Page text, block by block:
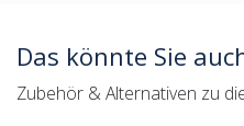
Das könnte Sie
Zubehör & Alternativen zu